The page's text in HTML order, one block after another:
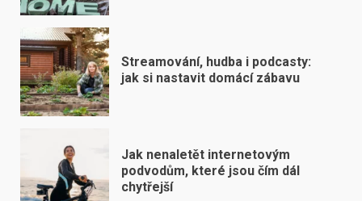
Streamování, hudba i podcasty:
jak si nastavit domácí zábavu
Jak nenaletět internetovým
podvodům, které jsou čím dál
chytřejší